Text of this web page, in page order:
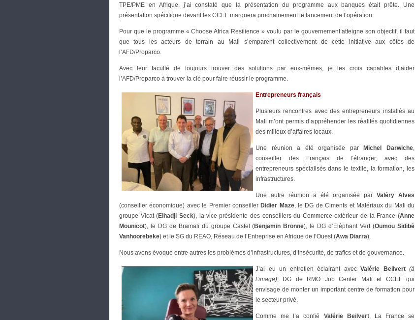
TPE/PME en Afrique, j’ai constaté que la présentation du programme aux banques était prête. Une
présentation spécifique devant les CCEF marquera prochainement le lancement de l’opération.
Pour que le programme « Choose Africa Resilience » voulu par le gouvernement atteigne son objectif, il faut
que tous les acteurs de terrain au Mali s’emparent collectivement de cette initiative aux côtés de
l’AFD/Proparco.
Avec leur faculté de toujours trouver des solutions par eux-mêmes, je les crois capables d’aider
l’AFD/Proparco à trouver la clé pour faire réussir le programme.
Entrepreneurs français
Plusieurs rencontres avec des entrepreneurs installés au
Mali m’ont permis d’appréhender les réalités quotidiennes
des milieux d’affaires locaux.
Une réunion a été organisée par Michel Darwiche,
conseiller des Français de l’étranger, avec des
entrepreneurs spécialisés dans le textile, la formation, les
infrastructures.
Une autre réunion a été organisée par Valéry Alves
(conseiller économique) avec le Premier conseiller Didier Maze, le DG de Ciments et Matériaux du Mali du
groupe Vicat (Elhadji Seck), la vice-présidente des conseillers du Commerce extérieur de la France (Anne
Mounicot), le DG de Bramali du groupe Castel (Benjamin Bronne), le DG d’Eléphant Vert (Oumou Sidibé
Vanhoorebeke) et le SG du REAO, Réseau de l’Entreprise en Afrique de l’Ouest (Awa Diarra).
Nous avons évoqué entre autres les problèmes d’infrastructures, d’insécurité, de trafics et de gouvernance.
J’ai eu un entretien éclairant avec Valérie Beilvert (à
l’image), DG de RMO Job Center Mali et CCEF qui
envisage de monter un important centre de formation pour
le secteur privé.
Comme me l’a confié Valérie Beilvert, La France se